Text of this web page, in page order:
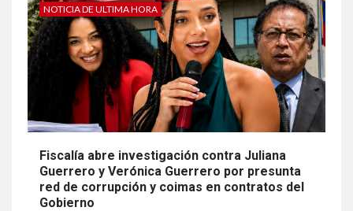
NOTICIA DE ULTIMA HORA
Fiscalía abre investigación contra Juliana
Guerrero y Verónica Guerrero por presunta
red de corrupción y coimas en contratos del
Gobierno